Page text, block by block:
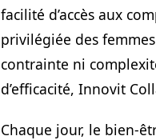
facilité d’accès aux
privilégiée des
contrainte ni
d’efficacité, Innovit
Chaque jour, le bien-